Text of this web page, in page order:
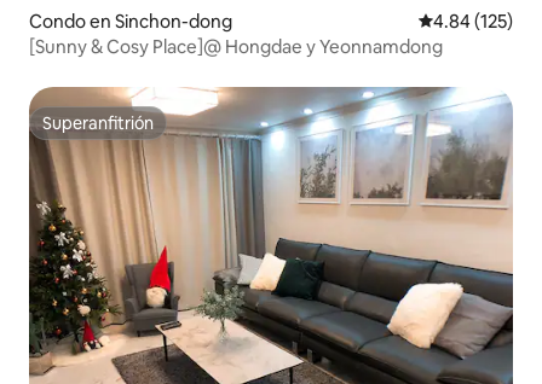
Condo en Sinchon-dong Calificación
4.84 (125)
[Sunny & Cosy Place]@ Hongdae y Yeonnamdong
Superanfitrión
Superanfitrión